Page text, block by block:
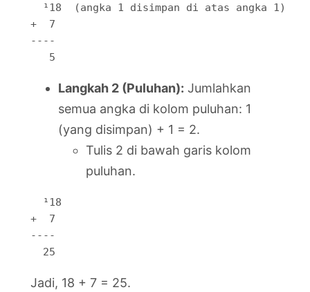
  ¹18  (angka 1 disimpan di atas angka 1)
+  7
----
   5
Langkah 2 (Puluhan): Jumlahkan
semua angka di kolom puluhan: 1
(yang disimpan) + 1 = 2.
Tulis 2 di bawah garis kolom
puluhan.
  ¹18
+  7
----
  25
Jadi, 18 + 7 = 25.